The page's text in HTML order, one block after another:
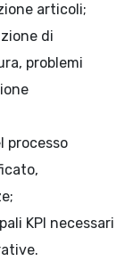
articoli;
di
problemi
processo
KPI necessari